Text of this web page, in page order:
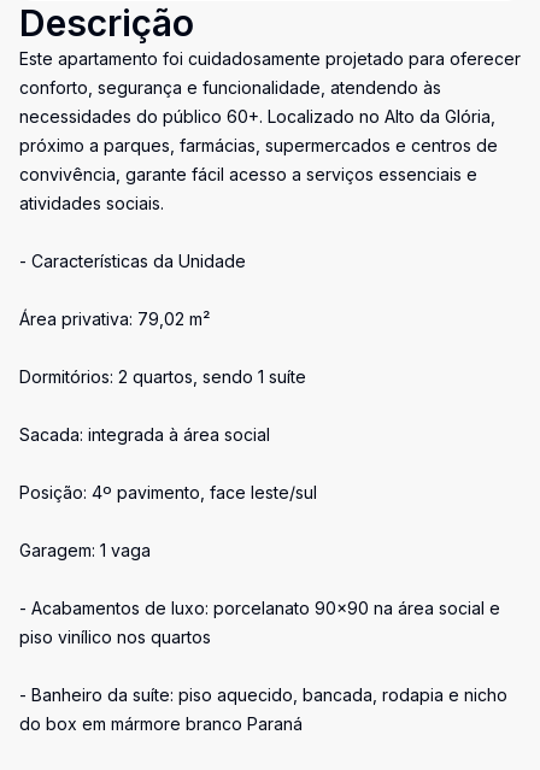
Descrição
Este apartamento foi cuidadosamente projetado para oferecer
conforto, segurança e funcionalidade, atendendo às
necessidades do público 60+. Localizado no Alto da Glória,
próximo a parques, farmácias, supermercados e centros de
convivência, garante fácil acesso a serviços essenciais e
atividades sociais.
- Características da Unidade
Área privativa: 79,02 m²
Dormitórios: 2 quartos, sendo 1 suíte
Sacada: integrada à área social
Posição: 4º pavimento, face leste/sul
Garagem: 1 vaga
- Acabamentos de luxo: porcelanato 90x90 na área social e
piso vinílico nos quartos
- Banheiro da suíte: piso aquecido, bancada, rodapia e nicho
do box em mármore branco Paraná